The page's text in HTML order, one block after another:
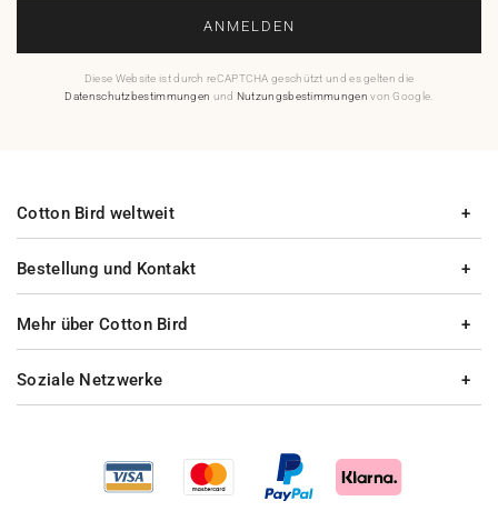
ANMELDEN
Diese Website ist durch reCAPTCHA geschützt und es gelten die
Datenschutzbestimmungen und Nutzungsbestimmungen von Google.
Bestellung und Kontakt
Mehr über Cotton Bird
Cotton Bird weltweit
Soziale Netzwerke